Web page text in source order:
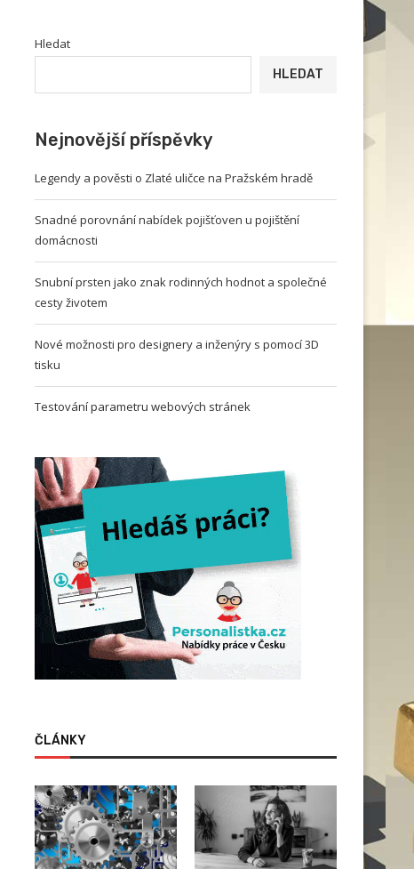
Hledat
HLEDAT
Nejnovější příspěvky
Legendy a pověsti o Zlaté uličce na Pražském hradě
Snadné porovnání nabídek pojišťoven u pojištění
domácnosti
Snubní prsten jako znak rodinných hodnot a společné
cesty životem
Nové možnosti pro designery a inženýry s pomocí 3D
tisku
Testování parametru webových stránek
ČLÁNKY